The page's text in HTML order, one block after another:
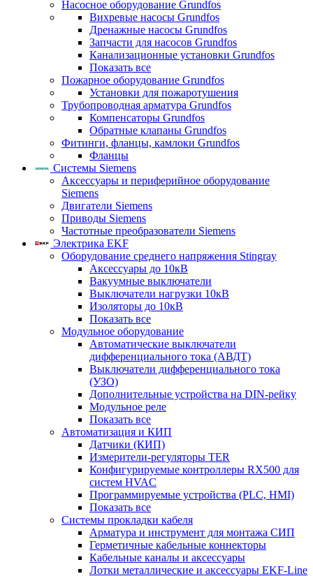
Насосное оборудование Grundfos
Вихревые насосы Grundfos
Дренажные насосы Grundfos
Запчасти для насосов Grundfos
Канализационные установки Grundfos
Показать все
Пожарное оборудование Grundfos
Установки для пожаротушения
Трубопроводная арматура Grundfos
Компенсаторы Grundfos
Обратные клапаны Grundfos
Фитинги, фланцы, камлоки Grundfos
Фланцы
Системы Siemens
Аксессуары и периферийное оборудование
Siemens
Двигатели Siemens
Приводы Siemens
Частотные преобразователи Siemens
Электрика EKF
Оборудование среднего напряжения Stingray
Аксессуары до 10кВ
Вакуумные выключатели
Выключатели нагрузки 10кВ
Изоляторы до 10кВ
Показать все
Модульное оборудование
Автоматические выключатели
дифференциального тока (АВДТ)
Выключатели дифференциального тока
(УЗО)
Дополнительные устройства на DIN-рейку
Модульное реле
Показать все
Автоматизация и КИП
Датчики (КИП)
Измерители-регуляторы TER
Конфигурируемые контроллеры RX500 для
систем HVAC
Программируемые устройства (PLC, HMI)
Показать все
Системы прокладки кабеля
Арматура и инструмент для монтажа СИП
Герметичные кабельные коннекторы
Кабельные каналы и аксессуары
Лотки металлические и аксессуары EKF-Line